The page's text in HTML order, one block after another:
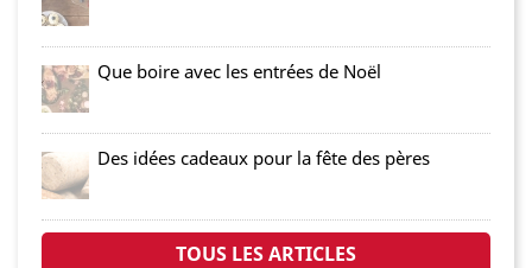
Que boire avec les entrées de Noël
Des idées cadeaux pour la fête des pères
TOUS LES ARTICLES